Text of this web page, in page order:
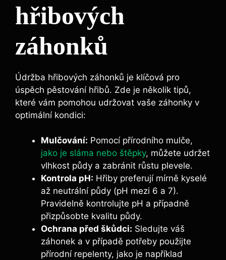
hřibových
záhonků
Údržba hřibových záhonků je klíčová pro
úspěch pěstování hřibů. Zde je několik tipů,
které vám pomohou udržovat vaše záhonky v
optimální kondici:
Mulčování: Pomocí přírodního mulče,
jako je sláma nebo štěpky, můžete udržet
vlhkost půdy a zabránit růstu plevele.
Kontrola pH: Hřiby preferují mírně kyselé
až neutrální půdy (pH mezi 6 a 7).
Pravidelně kontrolujte pH a případně
přizpůsobte kvalitu půdy.
Ochrana před škůdci: Sledujte váš
záhonek a v případě potřeby použijte
přírodní repelenty, jako je například